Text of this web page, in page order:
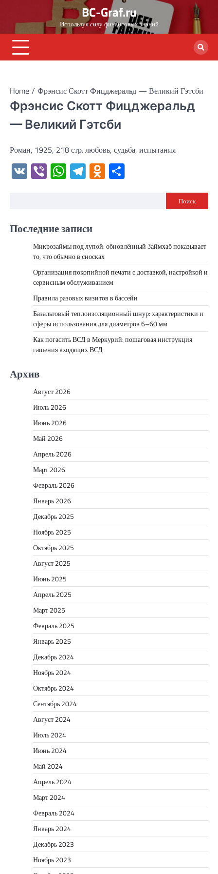
content
BC-Graf.ru
Используя силу финансовых знаний
Home Фрэнсис Скотт Фицджеральд — Великий Гэтсби
Фрэнсис Скотт Фицджеральд
— Великий Гэтсби
Роман, 1925, 218 стр. любовь, судьба, испытания
VK ViberWhatsApp
Telegram
Odnoklassniki
Поиск
Последние записи
Микрозаймы под лупой: обновлённый Займхаб показывает
то, что обычно в сносках
Организация покопийной печати с доставкой, настройкой и
сервисным обслуживанием
Правила разовых визитов в бассейн
Базальтовый теплоизоляционный шнур: характеристики и
сферы использования для диаметров 6–60 мм
Как погасить ВСД в Меркурий: пошаговая инструкция
гашения входящих ВСД
Архив
Август 2026
Июль 2026
Июнь 2026
Май 2026
Апрель 2026
Март 2026
Февраль 2026
Январь 2026
Декабрь 2025
Ноябрь 2025
Октябрь 2025
Август 2025
Июнь 2025
Апрель 2025
Март 2025
Февраль 2025
Январь 2025
Декабрь 2024
Ноябрь 2024
Октябрь 2024
Сентябрь 2024
Август 2024
Июль 2024
Июнь 2024
Май 2024
Апрель 2024
Март 2024
Февраль 2024
Январь 2024
Декабрь 2023
Ноябрь 2023